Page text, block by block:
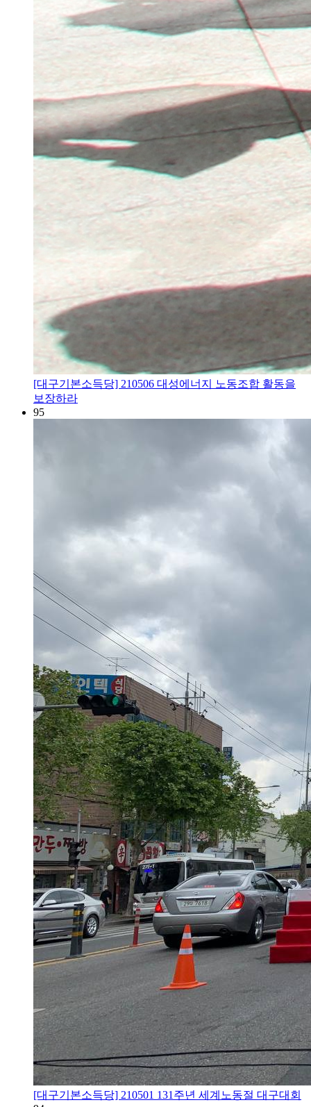
[대구기본소득당] 210506 대성에너지 노동조합 활동을
보장하라
95
[대구기본소득당] 210501 131주년 세계노동절 대구대회